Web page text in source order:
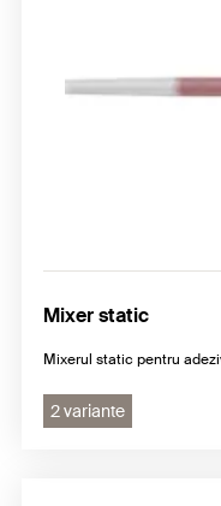
Mixer static
Mixerul static pentru
2 variante